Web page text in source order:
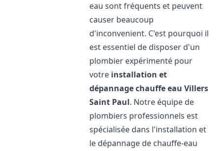
eau sont fréquents et peuvent
causer beaucoup
d'inconvenient. C'est pourquoi il
est essentiel de disposer d'un
plombier expérimenté pour
votre installation et
dépannage chauffe eau Villers
Saint Paul. Notre équipe de
plombiers professionnels est
spécialisée dans l'installation et
le dépannage de chauffe-eau